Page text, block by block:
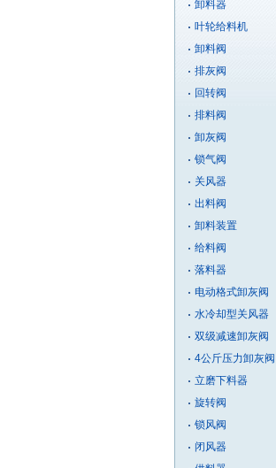
卸料器
叶轮给料机
卸料阀
排灰阀
回转阀
排料阀
卸灰阀
锁气阀
关风器
出料阀
卸料装置
给料阀
落料器
电动格式卸灰阀
水冷却型关风器
双级减速卸灰阀
4公斤压力卸灰阀
立磨下料器
旋转阀
锁风阀
闭风器